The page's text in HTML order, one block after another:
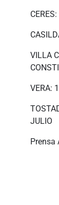
VILLA
VERA:
JULIO
Prensa